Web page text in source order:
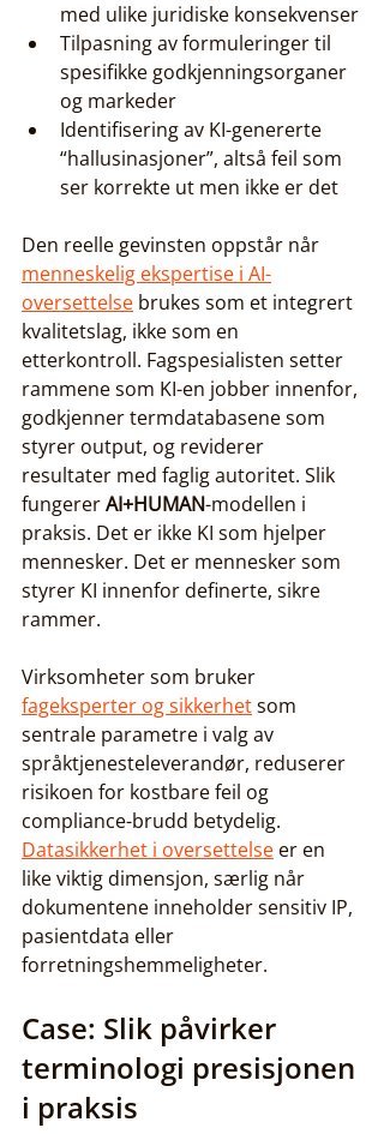
med ulike juridiske konsekvenser
Tilpasning av formuleringer til
spesifikke godkjenningsorganer
og markeder
Identifisering av KI-genererte
“hallusinasjoner”, altså feil som
ser korrekte ut men ikke er det
Den reelle gevinsten oppstår når
menneskelig ekspertise i AI-
oversettelse brukes som et integrert
kvalitetslag, ikke som en
etterkontroll. Fagspesialisten setter
rammene som KI-en jobber innenfor,
godkjenner termdatabasene som
styrer output, og reviderer
resultater med faglig autoritet. Slik
fungerer AI+HUMAN-modellen i
praksis. Det er ikke KI som hjelper
mennesker. Det er mennesker som
styrer KI innenfor definerte, sikre
rammer.
Virksomheter som bruker
fageksperter og sikkerhet som
sentrale parametre i valg av
språktjenesteleverandør, reduserer
risikoen for kostbare feil og
compliance-brudd betydelig.
Datasikkerhet i oversettelse er en
like viktig dimensjon, særlig når
dokumentene inneholder sensitiv IP,
pasientdata eller
forretningshemmeligheter.
Case: Slik påvirker
terminologi presisjonen
i praksis